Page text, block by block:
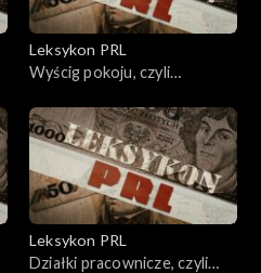
Leksykon PRL
Wyścig pokoju, czyli
Leksykon PRL
Działki pracownicze, czyli